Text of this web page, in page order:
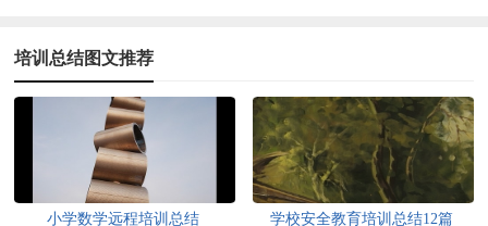
培训总结图文推荐
小学数学远程培训总结 学校安全教育培训总结12篇